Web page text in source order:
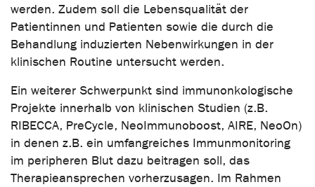
werden. Zudem soll die Lebensqualität der
Patientinnen und Patienten sowie die durch die
Behandlung induzierten Nebenwirkungen in der
klinischen Routine untersucht werden.
Ein weiterer Schwerpunkt sind immunonkologische
Projekte innerhalb von klinischen Studien (z.B.
RIBECCA, PreCycle, NeoImmunoboost, AIRE, NeoOn)
in denen z.B. ein umfangreiches Immunmonitoring
im peripheren Blut dazu beitragen soll, das
Therapieansprechen vorherzusagen. Im Rahmen